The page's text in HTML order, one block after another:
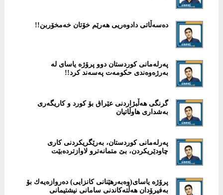
پەرلەمانی كوردستان دوو پرۆژە یاسای لە
بەرژەوەندی حكومەت پەسەند كرد!!
گرنگی هەڵبژاردنی عێراق بۆ كورد و كاریگەری
بەشداری هاوڵاتیان
پەرلەمانی كوردستان، بەرێگریكردنی كاری
چاودێریكردن، بێ متمانەترو لاوازتردەبێت
پرۆژە یاسای(وەبەرهێنانی كانزایی) دەروازەیەك بۆ
بەفیرۆدان هەڵتەكاندنی سامانی نیشتیمانی